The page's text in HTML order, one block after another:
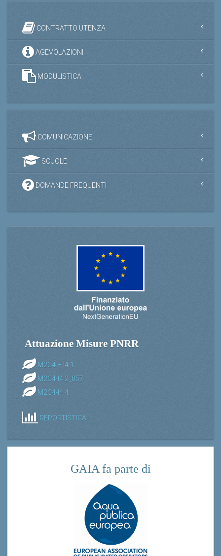
CONTRATTO UTENZA
AGEVOLAZIONI
MODULISTICA
COMUNICAZIONE
SCUOLE
DOMANDE FREQUENTI
Attuazione Misure PNRR
M2C4 – I4.1
M2C4-I4.2_057
M2C4-I4.4
REPORTISTICA
GAIA fa parte di